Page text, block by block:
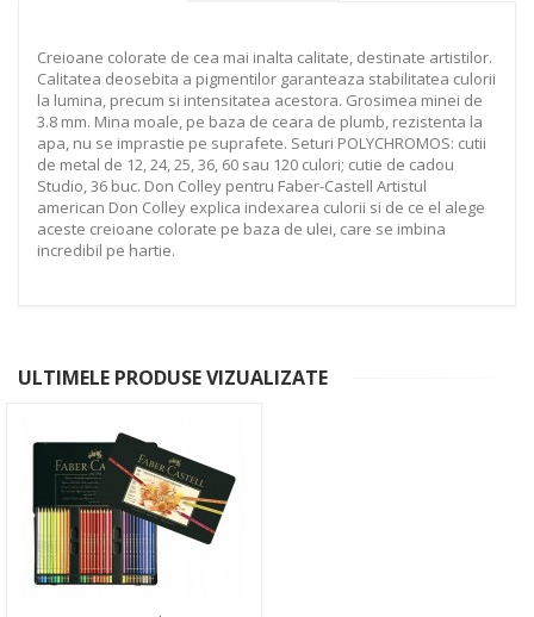
Creioane colorate de cea mai inalta calitate, destinate artistilor.
Calitatea deosebita a pigmentilor garanteaza stabilitatea culorii
la lumina, precum si intensitatea acestora. Grosimea minei de
3.8 mm. Mina moale, pe baza de ceara de plumb, rezistenta la
apa, nu se imprastie pe suprafete. Seturi POLYCHROMOS: cutii
de metal de 12, 24, 25, 36, 60 sau 120 culori; cutie de cadou
Studio, 36 buc. Don Colley pentru Faber-Castell Artistul
american Don Colley explica indexarea culorii si de ce el alege
aceste creioane colorate pe baza de ulei, care se imbina
incredibil pe hartie.
ULTIMELE PRODUSE VIZUALIZATE